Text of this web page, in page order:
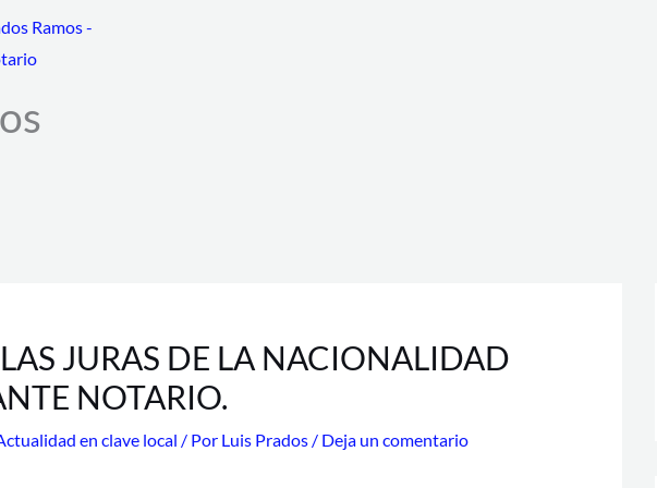
JURAS DE LA NACIONALIDAD
NOTARIO.
en clave local / Por Luis Prados / Deja un comentario